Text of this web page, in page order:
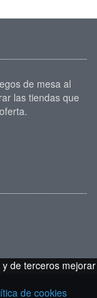
de mesa al
las tiendas que
de terceros mejorar
de cookies